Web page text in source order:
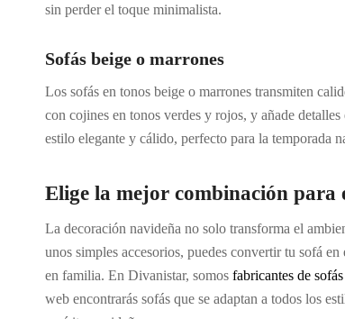
sin perder el toque minimalista.
Sofás beige o marrones
Los sofás en tonos beige o marrones transmiten
con cojines en tonos verdes y rojos, y añade
estilo elegante y cálido, perfecto para la temporada
Elige la mejor combinación para
La decoración navideña no solo transforma el
unos simples accesorios, puedes convertir tu sofá
en familia. En Divanistar, somos fabricantes de sofás
web encontrarás sofás que se adaptan a todos los